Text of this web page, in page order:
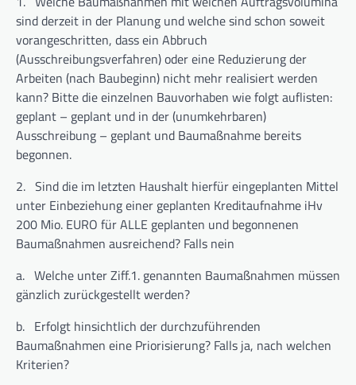
sind derzeit in der Planung und welche sind schon soweit
vorangeschritten, dass ein Abbruch
(Ausschreibungsverfahren) oder eine Reduzierung der
Arbeiten (nach Baubeginn) nicht mehr realisiert werden
kann? Bitte die einzelnen Bauvorhaben wie folgt auflisten:
geplant – geplant und in der (unumkehrbaren)
Ausschreibung – geplant und Baumaßnahme bereits
begonnen.
2. Sind die im letzten Haushalt hierfür eingeplanten Mittel
unter Einbeziehung einer geplanten Kreditaufnahme iHv
200 Mio. EURO für ALLE geplanten und begonnenen
Baumaßnahmen ausreichend? Falls nein
a. Welche unter Ziff.1. genannten Baumaßnahmen müssen
gänzlich zurückgestellt werden?
b. Erfolgt hinsichtlich der durchzuführenden
Baumaßnahmen eine Priorisierung? Falls ja, nach welchen
Kriterien?